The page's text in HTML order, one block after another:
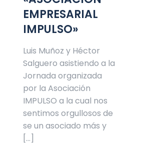
EMPRESARIAL
IMPULSO»
Luis Muñoz y Héctor
Salguero asistiendo a la
Jornada organizada
por la Asociación
IMPULSO a la cual nos
sentimos orgullosos de
se un asociado más y
[…]